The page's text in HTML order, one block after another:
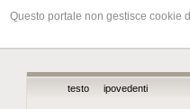
Questo portale non gestisce cookie
testo ipovedenti